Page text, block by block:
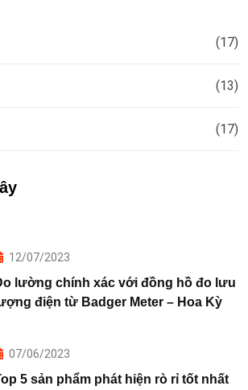
(17)
(13)
(17)
12/07/2023
lường chính xác với đồng hồ đo lưu
điện từ Badger Meter – Hoa Kỳ
07/06/2023
5 sản phẩm phát hiện rò rỉ tốt nhất